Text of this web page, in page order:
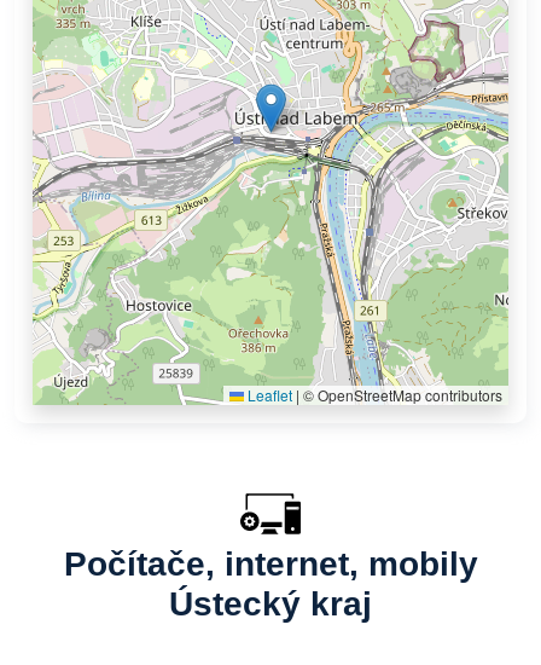
Leaflet | © OpenStreetMap contributors
Počítače, internet, mobily
Ústecký kraj